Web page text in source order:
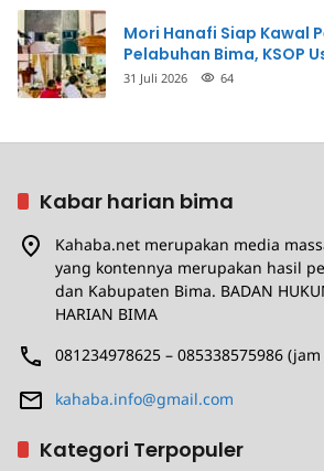
Mori Hanafi Siap Kawal
Pelabuhan Bima, KSOP
Dermaga Rp400 Miliar
31 Juli 2026 64
Kabar harian bima
Kahaba.net merupakan media
yang kontennya merupakan hasil
dan Kabupaten Bima. BADAN
HARIAN BIMA
081234978625 – 085338575986
kahaba.info@gmail.com
Kategori Terpopuler